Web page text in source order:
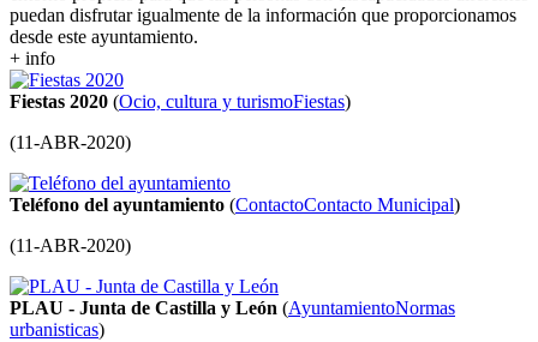
puedan disfrutar igualmente de la información que proporcionamos
desde este ayuntamiento.
+ info
Fiestas 2020 (Ocio, cultura y turismoFiestas)
(11-ABR-2020)
Teléfono del ayuntamiento (ContactoContacto Municipal)
(11-ABR-2020)
PLAU - Junta de Castilla y León (AyuntamientoNormas
urbanisticas)